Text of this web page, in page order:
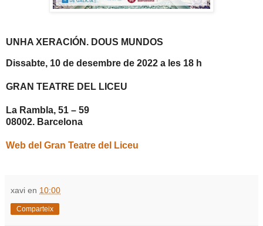
UNHA XERACIÓN. DOUS MUNDOS
Dissabte, 10 de desembre de 2022 a les 18 h
GRAN TEATRE DEL LICEU
La Rambla, 51 – 59
08002. Barcelona
Web del Gran Teatre del Liceu
xavi en 10:00
Comparteix